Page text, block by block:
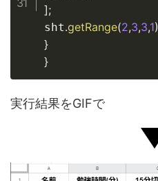
];
sht.getRange(2,3,3,1)
}
}
実行結果をGIFで